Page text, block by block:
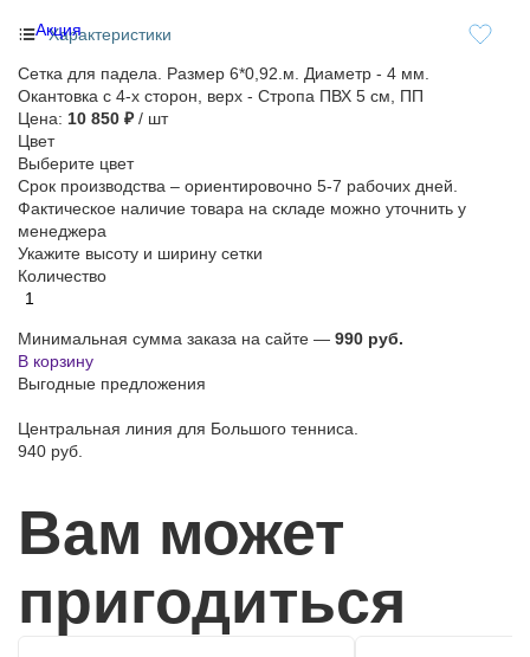
Акция
Характеристики
Сетка для падела. Размер 6*0,92.м. Диаметр - 4 мм.
Окантовка с 4-х сторон, верх - Стропа ПВХ 5 см, ПП
Цена: 10 850 ₽/ шт
Цвет
Выберите цвет
Срок производства – ориентировочно 5-7 рабочих дней.
Фактическое наличие товара на складе можно уточнить у
менеджера
Укажите высоту и ширину сетки
Количество
Минимальная сумма заказа на сайте — 990 руб.
В корзину
Выгодные предложения
Центральная линия для Большого тенниса.
940 руб.
Вам может
пригодиться